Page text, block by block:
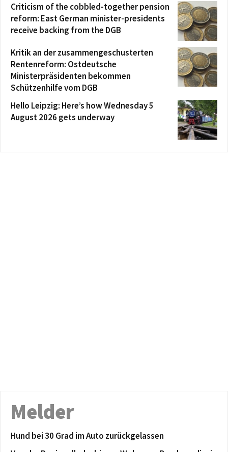
Criticism of the cobbled-together pension
reform: East German minister-presidents
receive backing from the DGB
Kritik an der zusammengeschusterten
Rentenreform: Ostdeutsche
Ministerpräsidenten bekommen
Schützenhilfe vom DGB
Hello Leipzig: Here’s how Wednesday 5
August 2026 gets underway
Melder
Hund bei 30 Grad im Auto zurückgelassen